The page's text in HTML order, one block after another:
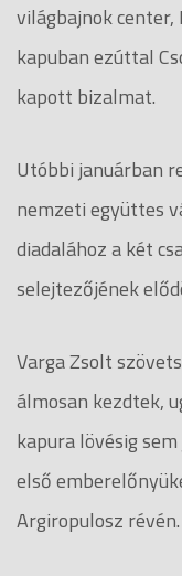
világbajnok
kapuban ezúttal
kapott bizalmat.
Utóbbi januárban
nemzeti együttes
diadalához a két
selejtezőjének
Varga Zsolt
álmosan kezdtek,
kapura lövésig
első
Argiropulosz révén.